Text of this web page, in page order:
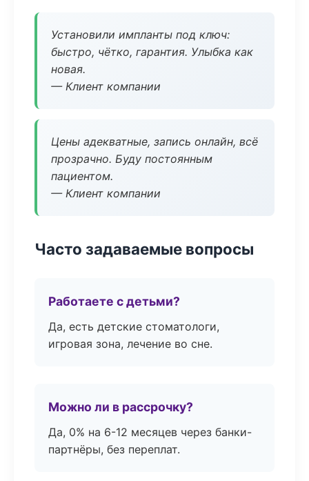
Установили импланты под ключ:
быстро, чётко, гарантия. Улыбка как
новая.
— Клиент компании
Цены адекватные, запись онлайн, всё
прозрачно. Буду постоянным
пациентом.
— Клиент компании
Часто задаваемые вопросы
Работаете с детьми?
Да, есть детские стоматологи,
игровая зона, лечение во сне.
Можно ли в рассрочку?
Да, 0% на 6-12 месяцев через банки-
партнёры, без переплат.